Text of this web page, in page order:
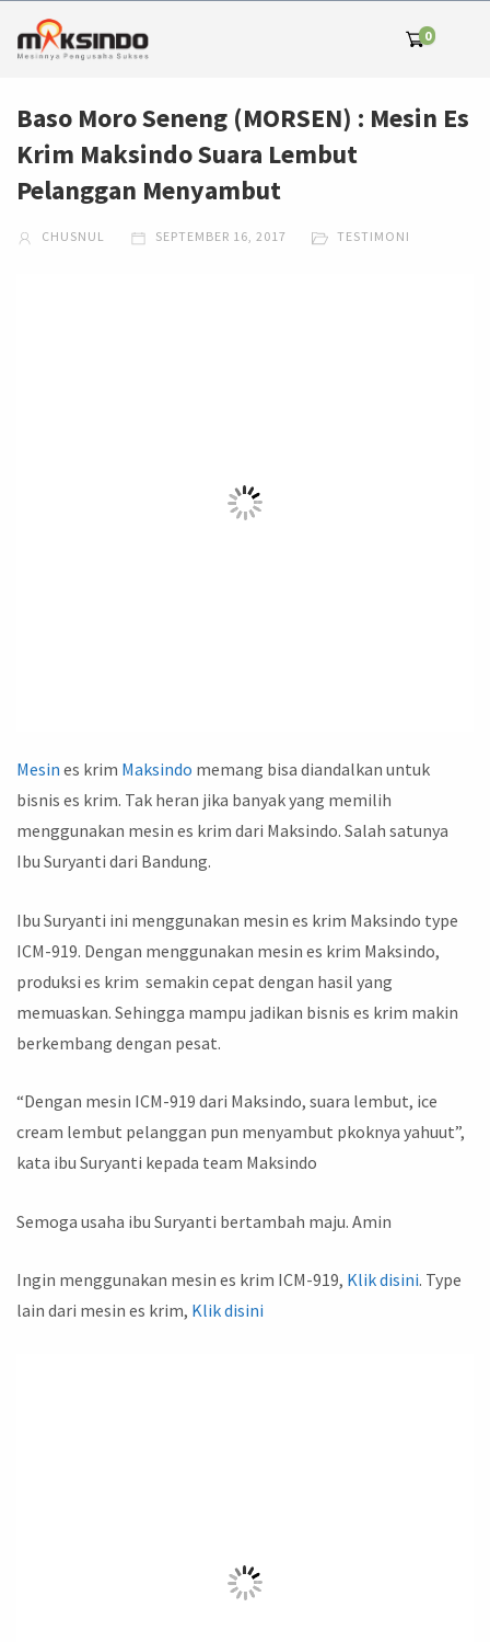
0
Baso Moro Seneng (MORSEN) : Mesin Es
Krim Maksindo Suara Lembut
Pelanggan Menyambut
CHUSNUL SEPTEMBER 16, 2017 TESTIMONI
Mesin es krim Maksindo memang bisa diandalkan untuk
bisnis es krim. Tak heran jika banyak yang memilih
menggunakan mesin es krim dari Maksindo. Salah satunya
Ibu Suryanti dari Bandung.
Ibu Suryanti ini menggunakan mesin es krim Maksindo type
ICM-919. Dengan menggunakan mesin es krim Maksindo,
produksi es krim semakin cepat dengan hasil yang
memuaskan. Sehingga mampu jadikan bisnis es krim makin
berkembang dengan pesat.
“Dengan mesin ICM-919 dari Maksindo, suara lembut, ice
cream lembut pelanggan pun menyambut pkoknya yahuut”,
kata ibu Suryanti kepada team Maksindo
Semoga usaha ibu Suryanti bertambah maju. Amin
Ingin menggunakan mesin es krim ICM-919, Klik disini. Type
lain dari mesin es krim, Klik disini